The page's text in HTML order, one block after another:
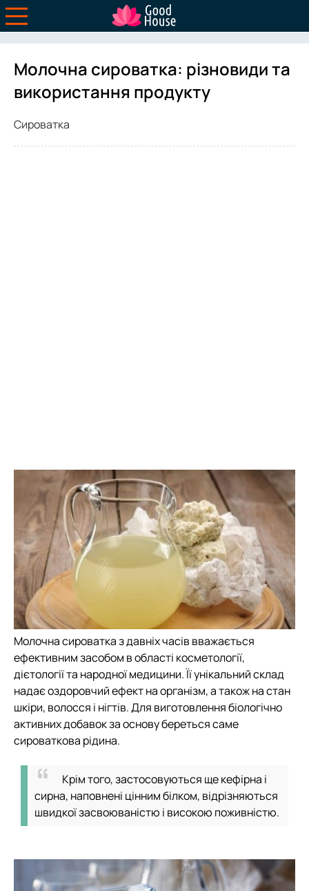
Молочна сироватка: різновиди та
використання продукту
Сироватка
Молочна сироватка з давніх часів вважається
ефективним засобом в області косметології,
дієтології та народної медицини. Її унікальний склад
надає оздоровчий ефект на організм, а також на стан
шкіри, волосся і нігтів. Для виготовлення біологічно
активних добавок за основу береться саме
сироваткова рідина.
Крім того, застосовуються ще кефірна і
сирна, наповнені цінним білком, відрізняються
швидкої засвоюваністю і високою поживністю.